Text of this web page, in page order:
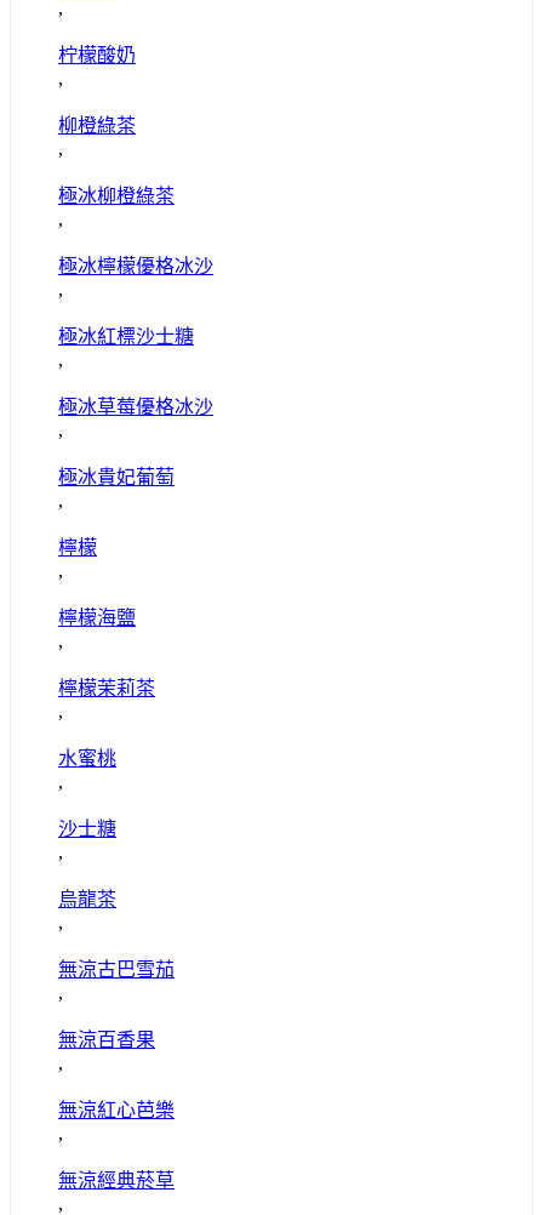
,
柠檬酸奶
,
柳橙綠茶
,
極冰柳橙綠茶
,
極冰檸檬優格冰沙
,
極冰紅標沙士糖
,
極冰草莓優格冰沙
,
極冰貴妃葡萄
,
檸檬
,
檸檬海鹽
,
檸檬茉莉茶
,
水蜜桃
,
沙士糖
,
烏龍茶
,
無涼古巴雪茄
,
無涼百香果
,
無涼紅心芭樂
,
無涼經典菸草
,